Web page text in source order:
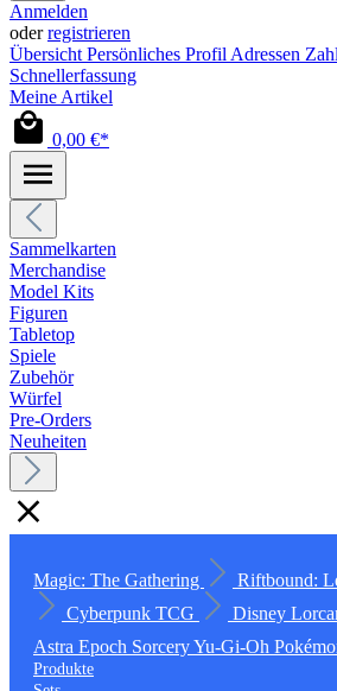
Anmelden
oderregistrieren
Übersicht Persönliches Profil Adressen
Schnellerfassung
Meine Artikel
0,00 €*
Sammelkarten
Merchandise
Model Kits
Figuren
Tabletop
Spiele
Zubehör
Würfel
Pre-Orders
Neuheiten
Magic: The Gathering
Riftbound:
Cyberpunk TCG
Disney
Astra Epoch SorceryYu-Gi-Oh
Produkte